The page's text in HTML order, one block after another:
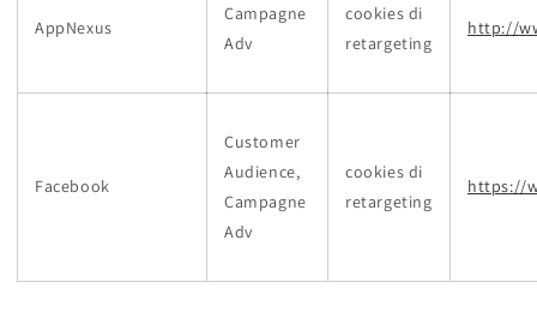
AppNexus
Campagne
Adv
cookies di
retargeting
http://
Facebook
Customer
Audience,
Campagne
Adv
cookies di
retargeting
https://